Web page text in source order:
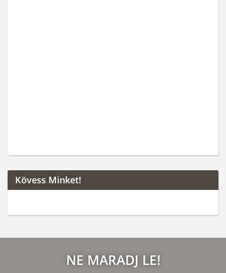
Kövess Minket!
NE MARADJ LE!